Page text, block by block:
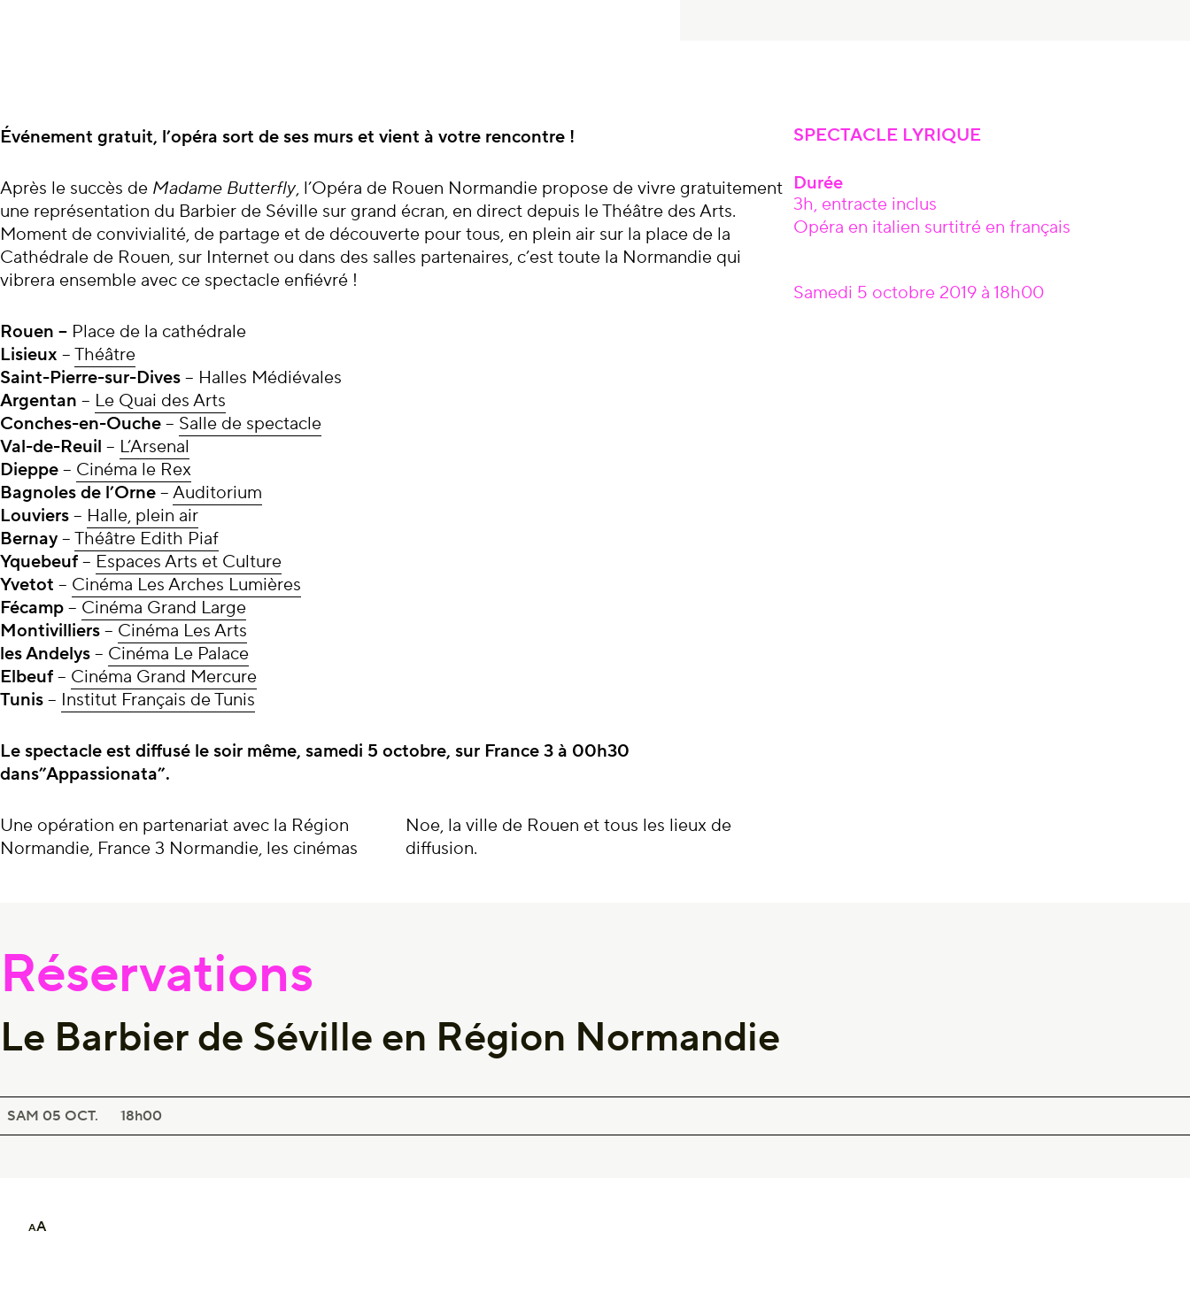
AA
À propos du concert
Événement gratuit, l’opéra sort de ses murs et vient à votre rencontre !
Après le succès de Madame Butterfly, l’Opéra de Rouen Normandie propose de vivre gratuitement
une représentation du Barbier de Séville sur grand écran, en direct depuis le Théâtre des Arts.
Moment de convivialité, de partage et de découverte pour tous, en plein air sur la place de la
Cathédrale de Rouen, sur Internet ou dans des salles partenaires, c’est toute la Normandie qui
vibrera ensemble avec ce spectacle enfiévré !
Rouen – Place de la cathédrale
Lisieux –Théâtre
Saint-Pierre-sur-Dives– Halles Médiévales
Argentan – Le Quai des Arts
Conches-en-Ouche– Salle de spectacle
Val-de-Reuil – L’Arsenal
Dieppe– Cinéma le Rex
Bagnoles de l’Orne–Auditorium
Louviers– Halle, plein air
Bernay–Théâtre Edith Piaf
Yquebeuf– Espaces Arts et Culture
Yvetot – Cinéma Les Arches Lumières
Fécamp– Cinéma Grand Large
Montivilliers– Cinéma Les Arts
les Andelys– Cinéma Le Palace
Elbeuf– Cinéma Grand Mercure
Tunis– Institut Français de Tunis
Le spectacle est diffusé le soir même, samedi 5 octobre, sur France 3 à 00h30
dans”Appassionata”.
Une opération en partenariat avec la Région
Normandie, France 3 Normandie, les cinémas
Noe, la ville de Rouen et tous les lieux de
diffusion.
SPECTACLE LYRIQUE
Durée
3h, entracte inclus
Opéra en italien surtitré en français
Samedi 5 octobre 2019 à 18h00
Réservations
Le Barbier de Séville en Région Normandie
SAM 05 OCT. 18h00
LE BARBIER DE SÉVILLE EN RÉGION NORMANDIE
SPECTACLE LYRIQUE